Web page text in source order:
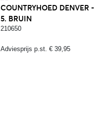
COUNTRYHOED DENVER -
5. BRUIN
210650
Adviesprijs p.st. € 39,95